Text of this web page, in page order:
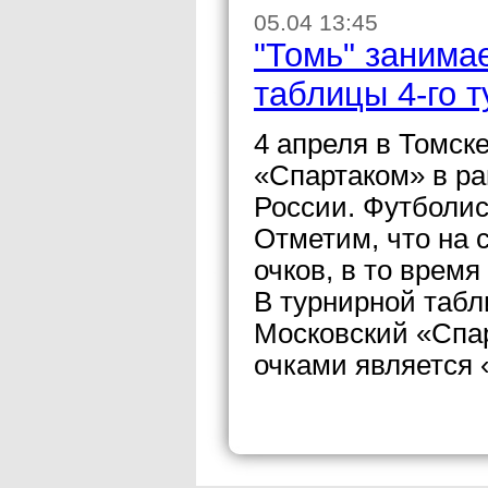
05.04 13:45
"Томь"
таблицы 4-го
4 апреля в
«Спартаком» в
России.
Отметим, что на
очков, в то
В турнирной
Московский
очками является